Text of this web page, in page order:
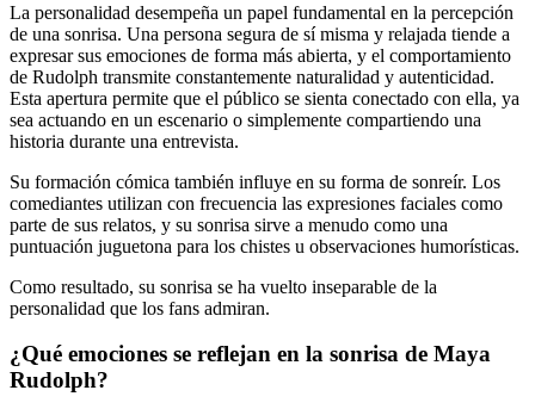
La personalidad desempeña un papel fundamental en la percepción
de una sonrisa. Una persona segura de sí misma y relajada tiende a
expresar sus emociones de forma más abierta, y el comportamiento
de Rudolph transmite constantemente naturalidad y autenticidad.
Esta apertura permite que el público se sienta conectado con ella, ya
sea actuando en un escenario o simplemente compartiendo una
historia durante una entrevista.
Su formación cómica también influye en su forma de sonreír. Los
comediantes utilizan con frecuencia las expresiones faciales como
parte de sus relatos, y su sonrisa sirve a menudo como una
puntuación juguetona para los chistes u observaciones humorísticas.
Como resultado, su sonrisa se ha vuelto inseparable de la
personalidad que los fans admiran.
¿Qué emociones se reflejan en la sonrisa de Maya
Rudolph?